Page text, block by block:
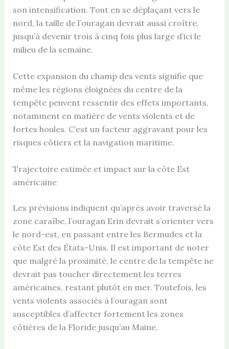
son intensification. Tout en se déplaçant vers le
nord, la taille de l’ouragan devrait aussi croître,
jusqu’à devenir trois à cinq fois plus large d’ici le
milieu de la semaine.
Cette expansion du champ des vents signifie que
même les régions éloignées du centre de la
tempête peuvent ressentir des effets importants,
notamment en matière de vents violents et de
fortes houles. C’est un facteur aggravant pour les
risques côtiers et la navigation maritime.
Trajectoire estimée et impact sur la côte Est
américaine
Les prévisions indiquent qu’après avoir traversé la
zone caraïbe, l’ouragan Erin devrait s’orienter vers
le nord-est, en passant entre les Bermudes et la
côte Est des États-Unis. Il est important de noter
que malgré la proximité, le centre de la tempête ne
devrait pas toucher directement les terres
américaines, restant plutôt en mer. Toutefois, les
vents violents associés à l’ouragan sont
susceptibles d’affecter fortement les zones
côtières de la Floride jusqu’au Maine.